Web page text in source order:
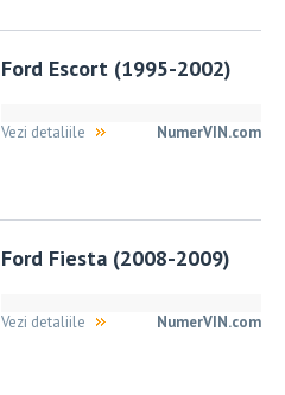
Ford Escort (1995-2002)
NumerVIN.com
Vezi detaliile
Ford Fiesta (2008-2009)
NumerVIN.com
Vezi detaliile